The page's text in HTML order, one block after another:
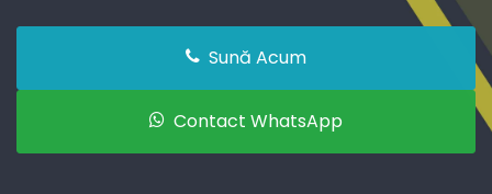
Sună Acum
Contact WhatsApp